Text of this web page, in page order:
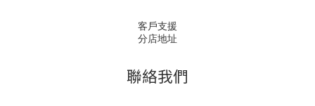
客戶支援
分店地址
聯絡我們